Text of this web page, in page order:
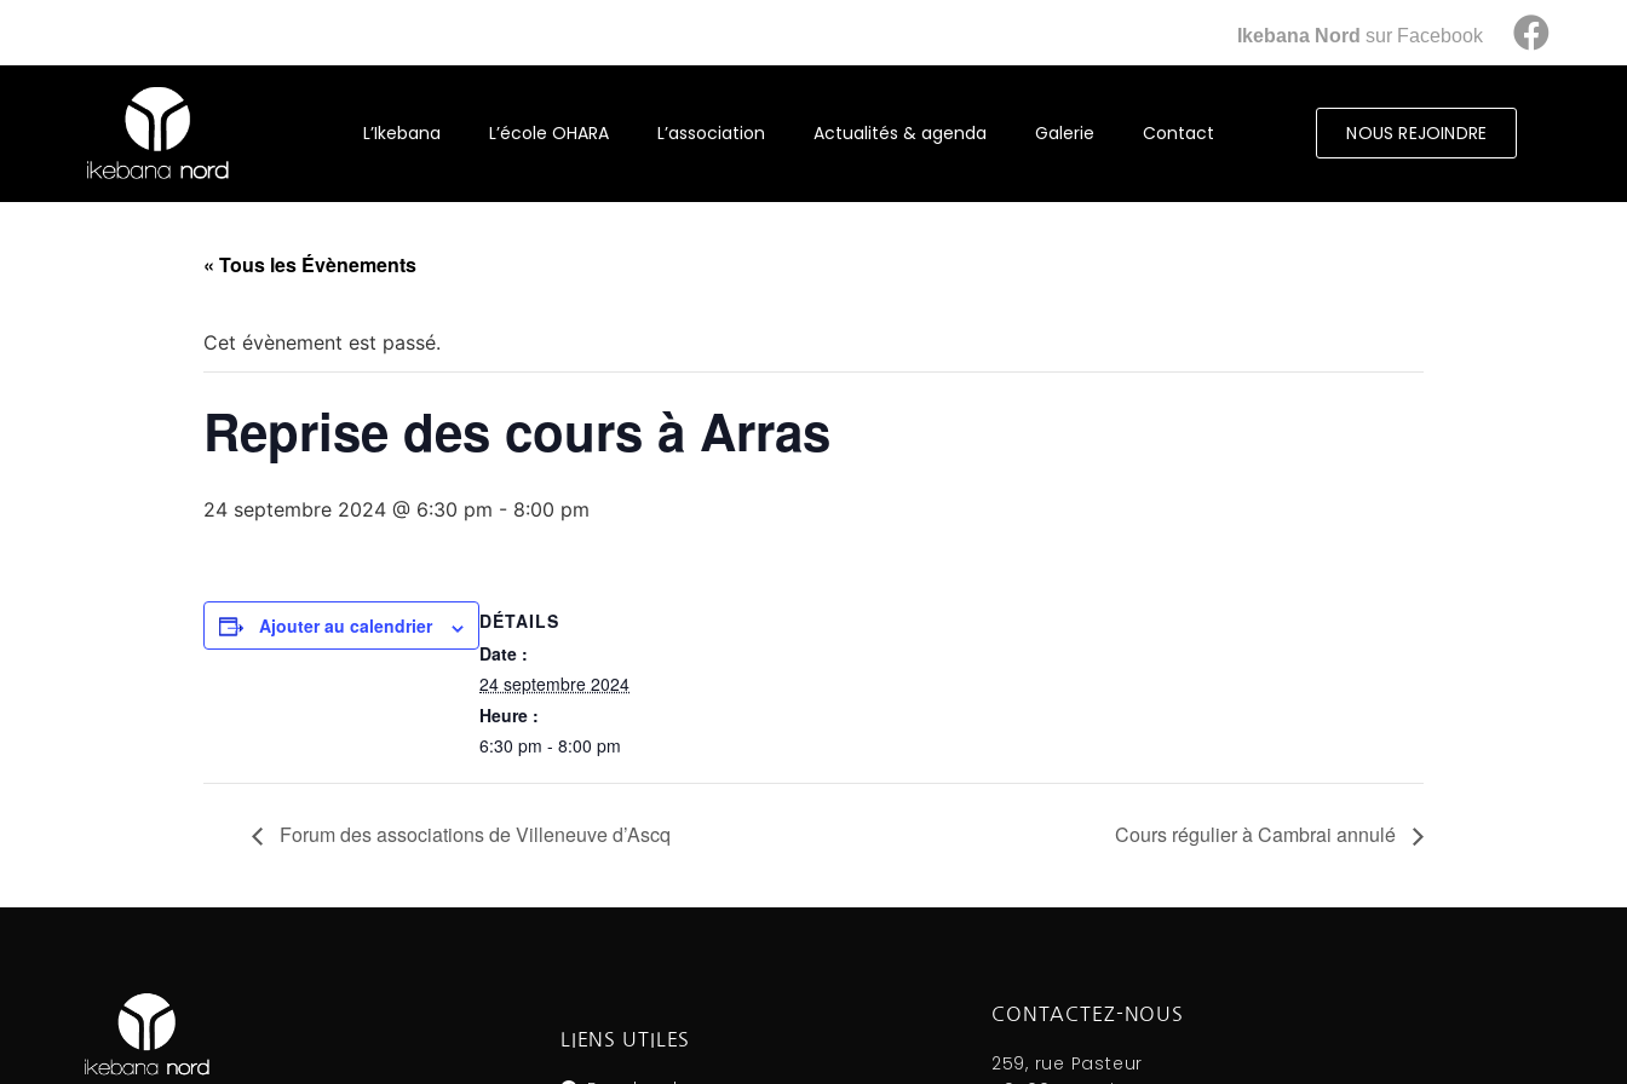
Ikebana Nordsur Facebook
L’Ikebana L’école OHARA L’association Actualités & agenda Galerie Contact NOUS REJOINDRE
« Tous les Évènements
Cet évènement est passé.
Reprise des cours à Arras
24 septembre 2024 @ 6:30 pm - 8:00 pm
Ajouter au calendrier
DÉTAILS
Date :
24 septembre 2024
Heure :
6:30 pm - 8:00 pm
Forum des associations de Villeneuve d’Ascq Cours régulier à Cambrai annulé
LIENS UTILES
CONTACTEZ-NOUS
259, rue Pasteur